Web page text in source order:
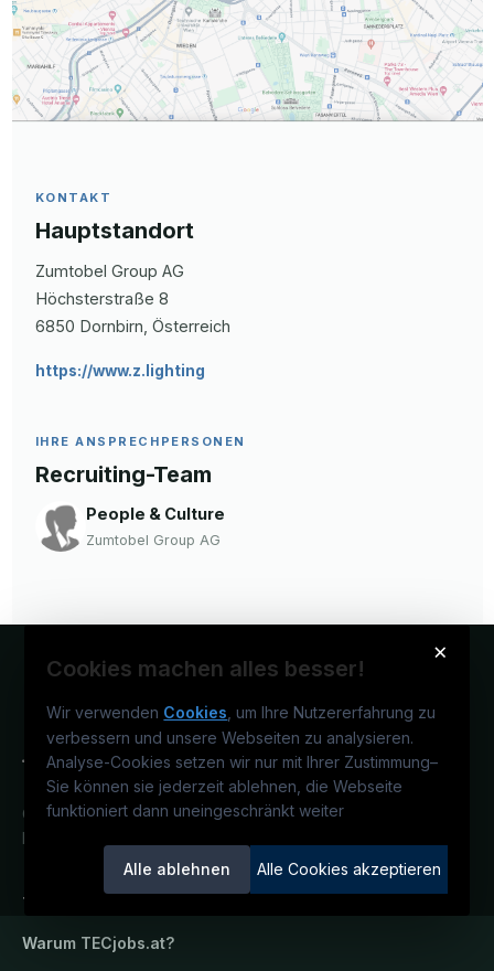
KONTAKT
Hauptstandort
Zumtobel Group AG
Höchsterstraße 8
6850 Dornbirn , Österreich
https://www.z.lighting
IHRE ANSPRECHPERSONEN
Recruiting-Team
People & Culture
Zumtobel Group AG
×
Cookies machen alles besser!
Wir verwenden Cookies , um Ihre Nutzererfahrung zu
verbessern und unsere Webseiten zu analysieren.
Analyse-Cookies setzen wir nur mit Ihrer Zustimmung–
Sie können sie jederzeit ablehnen, die Webseite
funktioniert dann uneingeschränkt weiter
Alle ablehnen Alle Cookies akzeptieren
Österreichs technisches Karriereportal.
Ein Service der candidatis GmbH.
TECjobs.at
Warum TECjobs.at?